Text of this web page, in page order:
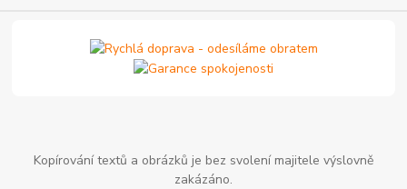
Kopírování textů a obrázků je bez svolení majitele výslovně
zakázáno.